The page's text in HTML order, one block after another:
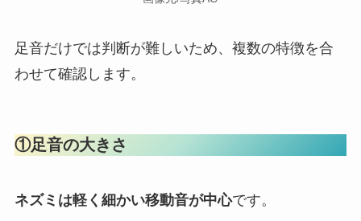
足音だけでは判断が難しいため、複数の特徴を合
わせて確認します。
①足音の大きさ
ネズミは軽く細かい移動音が中心です。